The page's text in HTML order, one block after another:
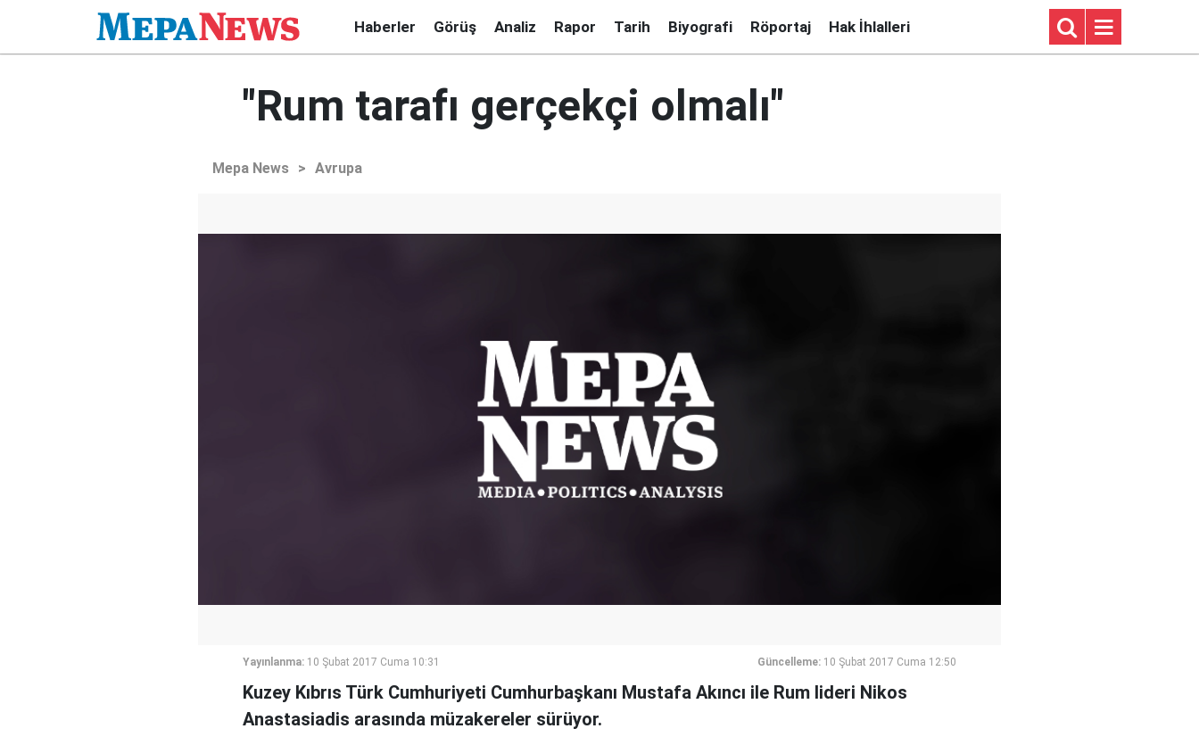
Haberler Görüş Analiz Rapor Tarih Biyografi Röportaj Hak İhlalleri
"Rum tarafı gerçekçi olmalı"
Mepa News > Avrupa
Yayınlanma: 10 Şubat 2017 Cuma 10:31 Güncelleme: 10 Şubat 2017 Cuma 12:50
Kuzey Kıbrıs Türk Cumhuriyeti Cumhurbaşkanı Mustafa Akıncı ile Rum lideri Nikos
Anastasiadis arasında müzakereler sürüyor.